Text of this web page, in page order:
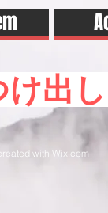
け出
with Wix.com